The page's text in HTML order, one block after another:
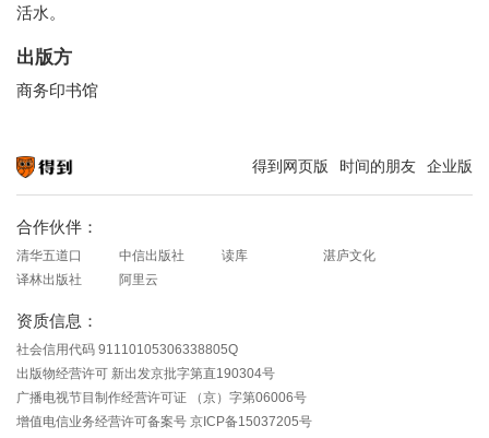
活水。
出版方
商务印书馆
得到网页版 时间的朋友 企业版
合作伙伴：
清华五道口 中信出版社 读库
湛庐文化
译林出版社
阿里云
资质信息：
社会信用代码 91110105306338805Q
出版物经营许可 新出发京批字第直190304号
广播电视节目制作经营许可证 （京）字第06006号
增值电信业务经营许可备案号 京ICP备15037205号